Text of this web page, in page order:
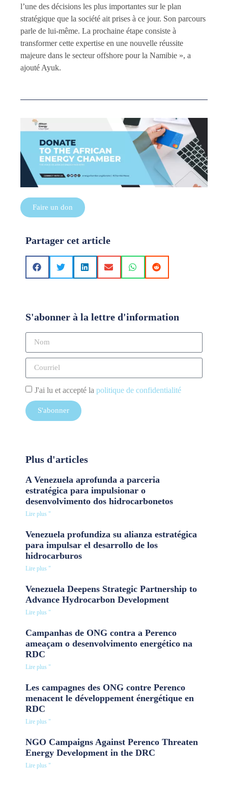
l’une des décisions les plus importantes sur le plan
stratégique que la société ait prises à ce jour. Son parcours
parle de lui-même. La prochaine étape consiste à
transformer cette expertise en une nouvelle réussite
majeure dans le secteur offshore pour la Namibie », a
ajouté Ayuk.
Faire un don
Partager cet article
S'abonner à la lettre d'information
J'ai lu et accepté la politique de confidentialité
S'abonner
Plus d'articles
A Venezuela aprofunda a parceria
estratégica para impulsionar o
desenvolvimento dos hidrocarbonetos
Lire plus "
Venezuela profundiza su alianza estratégica
para impulsar el desarrollo de los
hidrocarburos
Lire plus "
Venezuela Deepens Strategic Partnership to
Advance Hydrocarbon Development
Lire plus "
Campanhas de ONG contra a Perenco
ameaçam o desenvolvimento energético na
RDC
Lire plus "
Les campagnes des ONG contre Perenco
menacent le développement énergétique en
RDC
Lire plus "
NGO Campaigns Against Perenco Threaten
Energy Development in the DRC
Lire plus "